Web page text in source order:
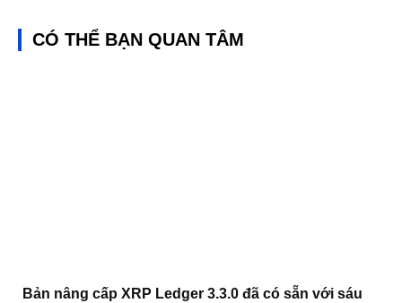
CÓ THỂ BẠN QUAN TÂM
Bản nâng cấp XRP Ledger 3.3.0 đã có sẵn với sáu